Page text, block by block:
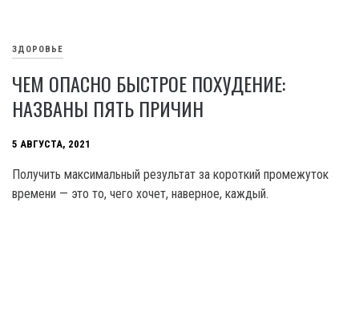
ЗДОРОВЬЕ
ЧЕМ ОПАСНО БЫСТРОЕ ПОХУДЕНИЕ:
НАЗВАНЫ ПЯТЬ ПРИЧИН
5 АВГУСТА, 2021
Получить максимальный результат за короткий промежуток
времени — это то, чего хочет, наверное, каждый.